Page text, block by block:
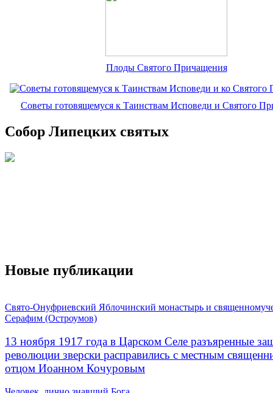
Плоды Святого Причащения
Советы готовящемуся к Таинствам Исповеди и Святого
Собор Липецких святых
Новые публикации
Свято-Онуфриевский Яблочинский монастырь и
Серафим (Остроумов)
13 ноября 1917 года в Царском Селе разъяренные
революции зверски расправились с местным
отцом Иоанном Кочуровым